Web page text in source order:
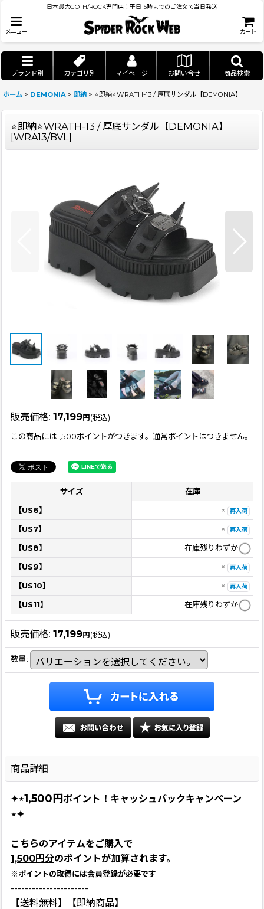
日本最大GOTH/ROCK専門店！平日15時までのご注文で当日発送
メニュー カート
ブランド別 カテゴリ別 マイページ お問い合せ 商品検索
ホーム > DEMONIA > 即納 > ⭐即納⭐WRATH-13 / 厚底サンダル【DEMONIA】
⭐即納⭐WRATH-13 / 厚底サンダル【DEMONIA】
[WRA13/BVL]
販売価格: 17,199円 (税込)
この商品には1,500ポイントがつきます。通常ポイントはつきません。
サイズ
在庫
【US6】
× 再入荷
【US7】 × 再入荷
【US8】
在庫残りわずか
【US9】
× 再入荷
【US10】 × 再入荷
【US11】 在庫残りわずか
販売価格: 17,199円 (税込)
数量:
商品詳細
✦⋆1,500円ポイント！ キャッシュバックキャンペーン
⋆✦
こちらのアイテムをご購入で
1,500円分のポイントが加算されます。
※ポイントの取得には会員登録が必要です
----------------------
【送料無料】【即納商品】